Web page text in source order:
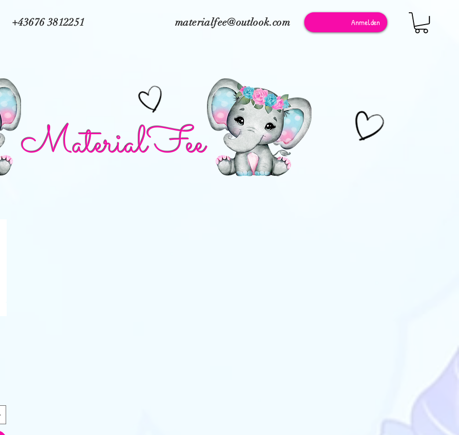
+43676 3812251 materialfee@outlook.com Anmelden
MaterialFee